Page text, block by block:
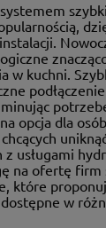
w kuchni.
opcja dla
usługami
na ofertę firm
które
w